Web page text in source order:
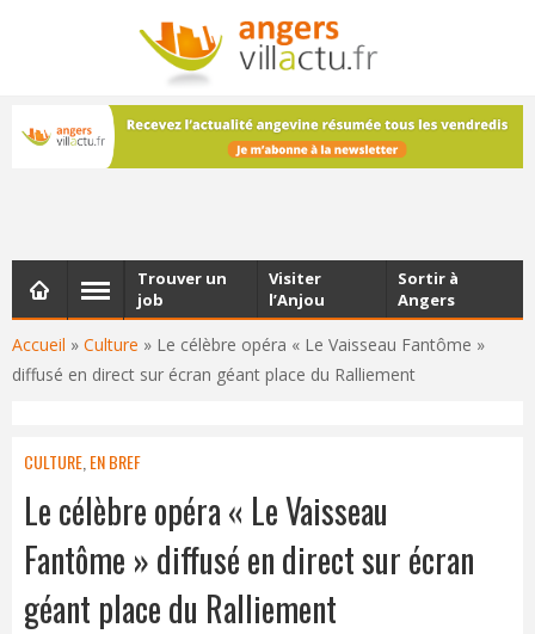
NEWSLETTER
Les dernières actualités d'Angers, chaque vendredi dans
votre boîte e-mail
Accueil » Culture » Le célèbre opéra « Le Vaisseau Fantôme »
diffusé en direct sur écran géant place du Ralliement
Trouver un
job
Visiter
l’Anjou
Sortir à
Angers
CULTURE EN BREF
Le célèbre opéra « Le Vaisseau
Fantôme » diffusé en direct sur écran
géant place du Ralliement